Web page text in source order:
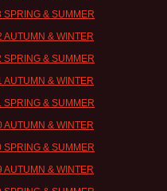
SPRING & SUMMER
AUTUMN & WINTER
SPRING & SUMMER
AUTUMN & WINTER
SPRING & SUMMER
AUTUMN & WINTER
SPRING & SUMMER
AUTUMN & WINTER